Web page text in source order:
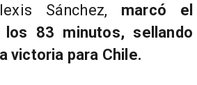
Sánchez, marcó el
83 minutos, sellando
victoria para Chile.